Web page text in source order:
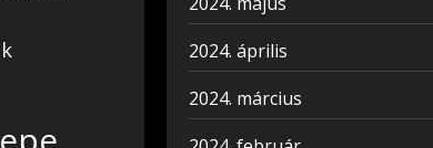
2024. április
2024. március